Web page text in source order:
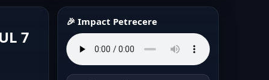
7
🎉 Impact Petrecere